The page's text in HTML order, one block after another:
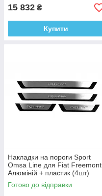
15 832 ₴
Купити
Накладки на пороги Sport
Omsa Line для Fiat Freemont
Алюміній + пластик (4шт)
Готово до відправки